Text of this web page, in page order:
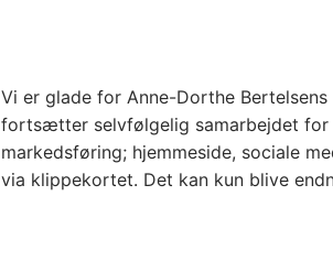
Vi er glade for Anne-Dorthe
fortsætter selvfølgelig samarbejdet
markedsføring; hjemmeside, sociale
via klippekortet. Det kan kun blive